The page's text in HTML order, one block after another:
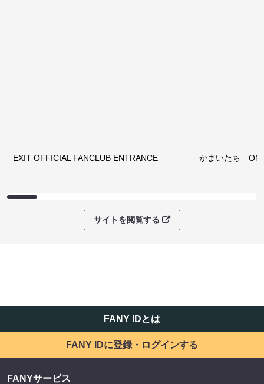
EXIT OFFICIAL FANCLUB ENTRANCE かまいたち
サイトを閲覧する
FANY IDとは
FANY IDに登録・ログインする
FANYサービス